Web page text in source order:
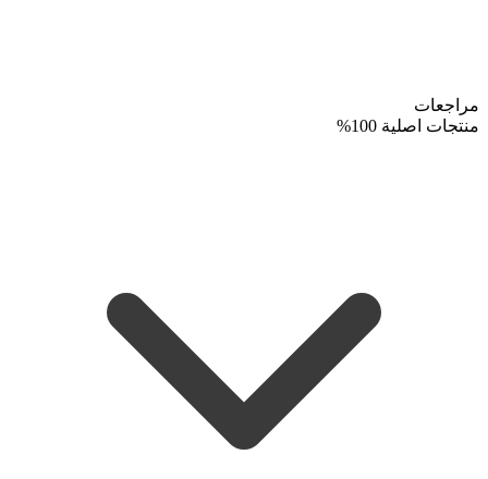
مراجعات
منتجات اصلية 100%